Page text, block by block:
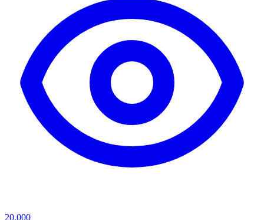
20,000